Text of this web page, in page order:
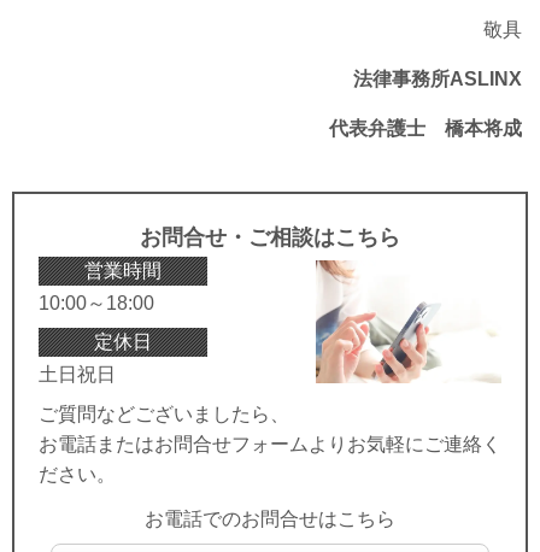
敬具
法律事務所ASLINX
代表弁護士 橋本将成
お問合せ・ご相談はこちら
営業時間
10:00～18:00
定休日
土日祝日
ご質問などございましたら、
お電話またはお問合せフォームよりお気軽にご連絡く
ださい。
お電話でのお問合せはこちら